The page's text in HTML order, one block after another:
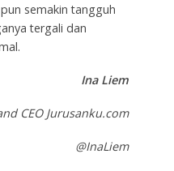
semakin tangguh
tergali dan
Ina Liem
CEO Jurusanku.com
@InaLiem